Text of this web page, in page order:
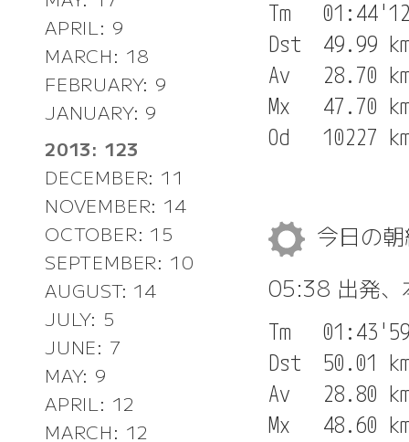
APRIL: 9
MARCH: 18
FEBRUARY: 9
JANUARY: 9
2013: 123
DECEMBER: 11
NOVEMBER: 14
OCTOBER: 15
SEPTEMBER: 10
AUGUST: 14
JULY: 5
JUNE: 7
MAY: 9
APRIL: 12
MARCH: 12
Tm
Dst  49.99
Av   28.70
Mx   47.70
今日の
05:38 出発、
Tm
Dst  50.01
Av   28.80
Mx   48.60